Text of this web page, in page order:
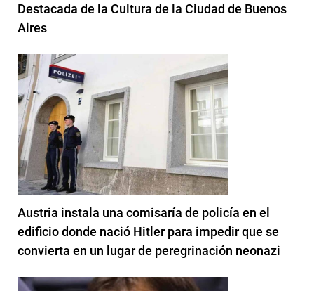
Destacada de la Cultura de la Ciudad de Buenos
Aires
Austria instala una comisaría de policía en el
edificio donde nació Hitler para impedir que se
convierta en un lugar de peregrinación neonazi